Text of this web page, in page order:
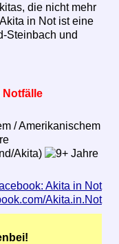
die nicht mehr
in Not ist eine
Steinbach und
Notfälle
/ Amerikanischem
Akita)
Akita.in.Not